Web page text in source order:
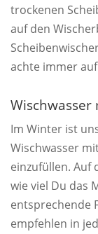
trockenen
auf den
achte immer auf
Im Winter ist
Wischwasser
einzufüllen. Auf
wie viel Du das
entsprechende
empfehlen in